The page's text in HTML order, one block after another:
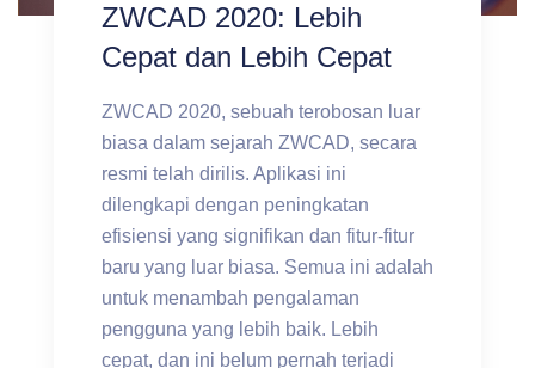
ZWCAD 2020: Lebih
Cepat dan Lebih Cepat
ZWCAD 2020, sebuah terobosan luar
biasa dalam sejarah ZWCAD, secara
resmi telah dirilis. Aplikasi ini
dilengkapi dengan peningkatan
efisiensi yang signifikan dan fitur-fitur
baru yang luar biasa. Semua ini adalah
untuk menambah pengalaman
pengguna yang lebih baik. Lebih
cepat, dan ini belum pernah terjadi